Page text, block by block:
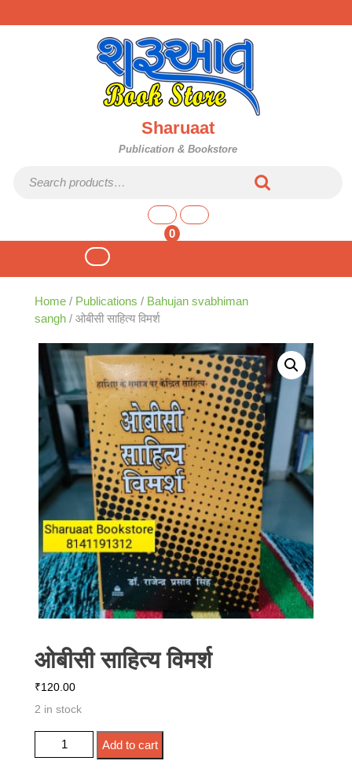
to
Sharuaat
Publication & Bookstore
0
shopping
Open
Button
Home / Publications / Bahujan svabhiman
sangh / ओबीसी साहित्य विमर्श
ओबीसी साहित्य विमर्श
₹120.00
2 in stock
ओबीसी साहित्य विमर्श quantity
Add to cart